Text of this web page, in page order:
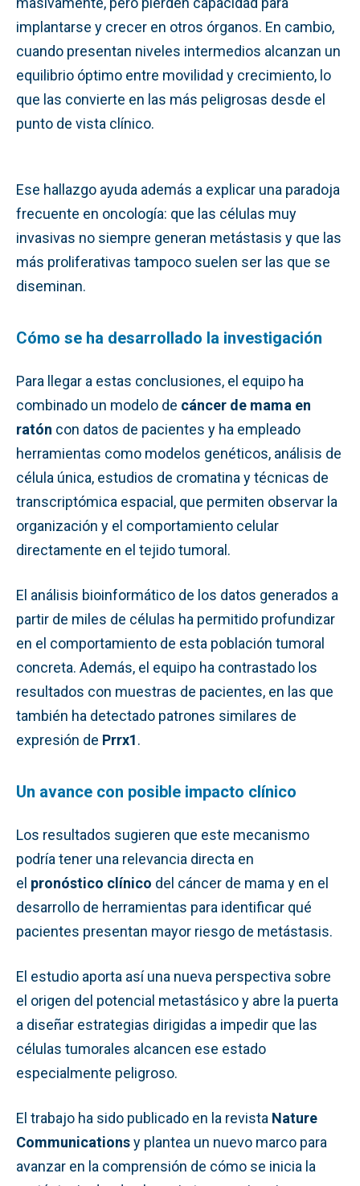
implantarse y crecer en otros órganos. En cambio,
cuando presentan niveles intermedios alcanzan un
equilibrio óptimo entre movilidad y crecimiento, lo
que las convierte en las más peligrosas desde el
punto de vista clínico.
Ese hallazgo ayuda además a explicar una paradoja
frecuente en oncología: que las células muy
invasivas no siempre generan metástasis y que las
más proliferativas tampoco suelen ser las que se
diseminan.
Cómo se ha desarrollado la investigación
Para llegar a estas conclusiones, el equipo ha
combinado un modelo de cáncer de mama en
ratón con datos de pacientes y ha empleado
herramientas como modelos genéticos, análisis de
célula única, estudios de cromatina y técnicas de
transcriptómica espacial, que permiten observar la
organización y el comportamiento celular
directamente en el tejido tumoral.
El análisis bioinformático de los datos generados a
partir de miles de células ha permitido profundizar
en el comportamiento de esta población tumoral
concreta. Además, el equipo ha contrastado los
resultados con muestras de pacientes, en las que
también ha detectado patrones similares de
expresión de Prrx1.
Un avance con posible impacto clínico
Los resultados sugieren que este mecanismo
podría tener una relevancia directa en
el pronóstico clínico del cáncer de mama y en el
desarrollo de herramientas para identificar qué
pacientes presentan mayor riesgo de metástasis.
El estudio aporta así una nueva perspectiva sobre
el origen del potencial metastásico y abre la puerta
a diseñar estrategias dirigidas a impedir que las
células tumorales alcancen ese estado
especialmente peligroso.
El trabajo ha sido publicado en la revista Nature
Communicationsy plantea un nuevo marco para
avanzar en la comprensión de cómo se inicia la